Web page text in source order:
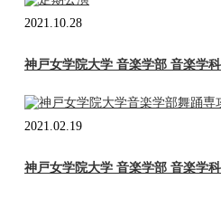
2021.10.28
神戸女学院大学 音楽学部 音楽学
2021.02.19
神戸女学院大学 音楽学部 音楽学